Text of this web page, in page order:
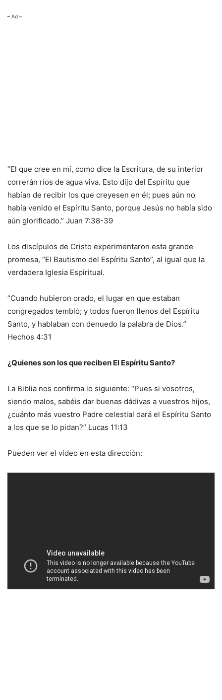
– Ad –
“El que cree en mí, como dice la Escritura, de su interior
correrán ríos de agua viva. Esto dijo del Espíritu que
habían de recibir los que creyesen en él; pues aún no
había venido el Espíritu Santo, porque Jesús no había sido
aún glorificado.” Juan 7:38-39
Los discípulos de Cristo experimentaron esta grande
promesa, “El Bautismo del Espíritu Santo”, al igual que la
verdadera Iglesia Espiritual.
“Cuando hubieron orado, el lugar en que estaban
congregados tembló; y todos fueron llenos del Espíritu
Santo, y hablaban con denuedo la palabra de Dios.”
Hechos 4:31
¿Quienes son los que reciben El Espíritu Santo?
La Biblia nos confirma lo siguiente: “Pues si vosotros,
siendo malos, sabéis dar buenas dádivas a vuestros hijos,
¿cuánto más vuestro Padre celestial dará el Espíritu Santo
a los que se lo pidan?” Lucas 11:13
Pueden ver el vídeo en esta dirección: